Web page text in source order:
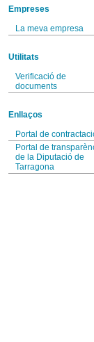
Empreses
La meva empresa
Utilitats
Verificació de
documents
Enllaços
Portal de
Portal de
de la Diputació de
Tarragona